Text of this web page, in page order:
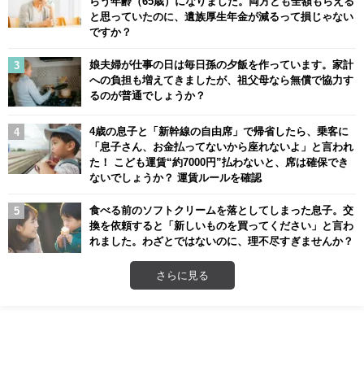
と思っていたのに、遺族厚生年金が減るって損じゃない
ですか？
娘夫婦が仕事の日は毎日孫の夕飯を作っています。家計
への負担も増えてきましたが、祖父母なら無償で協力す
るのが普通でしょうか？
4歳の息子と「新幹線の自由席」で帰省したら、乗客に
「息子さん、お金払ってないから座れないよ」と言われ
た！ こども運賃“約7000円”払わないと、席は確保でき
ないでしょうか？ 運賃ルールを確認
食べる前のソフトクリームを落としてしまった息子。交
換を依頼すると「新しいものを買ってください」と言わ
れました。わざとではないのに、理不尽すぎませんか？
さらに見る